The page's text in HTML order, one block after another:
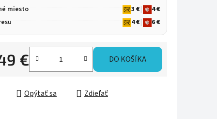
miesto 3 €|
4 €
4 €| 6 €
€
cena:
DO KOŠÍKA
Opýtať sa Zdieľať